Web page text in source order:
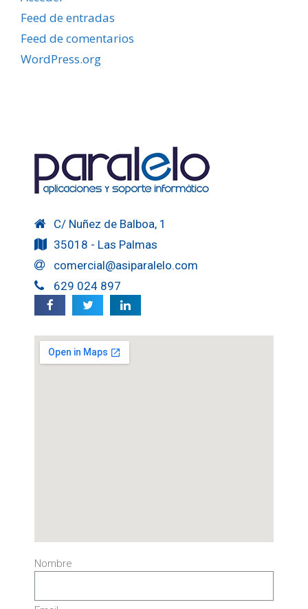
Feed de entradas
Feed de comentarios
WordPress.org
C/ Nuñez de Balboa, 1
35018 - Las Palmas
comercial@asiparalelo.com
629 024 897
Nombre